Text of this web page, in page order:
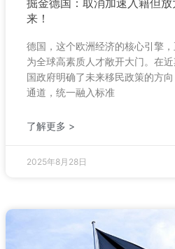
掘金德国：取消加速入籍但
来！
德国，这个欧洲经济的核心引擎
为全球高素质人才敞开大门。在
国政府明确了未来移民政策的方
通道，统一融入标准
了解更多 >
2025年8月28日